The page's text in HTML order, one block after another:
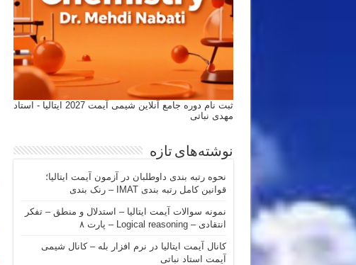
ثبت نام دوره جامع آنلاین شیمی آیمت 2027 ایتالیا - استاد
مهدی نباتی
نوشته‌های تازه
نحوه رتبه بندی داوطلبان در آزمون آیمت ایتالیا؛
قوانین کامل رتبه بندی IMAT – رنک بندی
نمونه سوالات آیمت ایتالیا – استدلال و منطق – تفکر
انتقادی – Logical reasoning – پارت ۸
کانال آیمت ایتالیا در نرم افزار بله – کانال شیمی
آیمت استاد نباتی